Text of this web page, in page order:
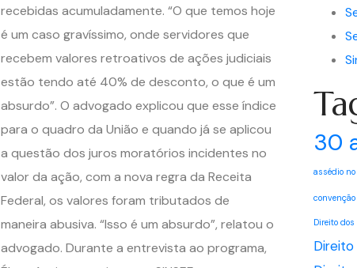
recebidas acumuladamente. “O que temos hoje
é um caso gravíssimo, onde servidores que
recebem valores retroativos de ações judiciais
estão tendo até 40% de desconto, o que é um
absurdo”. O advogado explicou que esse índice
para o quadro da União e quando já se aplicou
a questão dos juros moratórios incidentes no
valor da ação, com a nova regra da Receita
Federal, os valores foram tributados de
maneira abusiva. “Isso é um absurdo”, relatou o
advogado. Durante a entrevista ao programa,
30
assédio
convenção
Direito